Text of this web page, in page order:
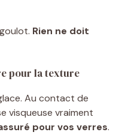
Rien ne doit
pour la texture
Au contact de
visqueuse vraiment
pour vos verres.